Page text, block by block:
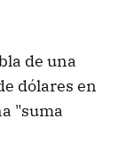
de una
dólares en
"suma